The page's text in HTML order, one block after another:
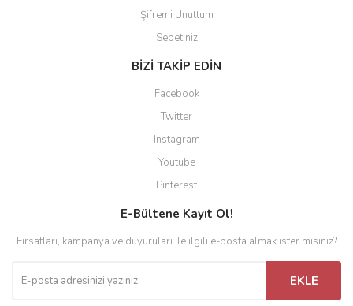
Şifremi Unuttum
Sepetiniz
BİZİ TAKİP EDİN
Facebook
Twitter
Instagram
Youtube
Pinterest
E-Bültene Kayıt Ol!
Fırsatları, kampanya ve duyuruları ile ilgili e-posta almak ister misiniz?
EKLE